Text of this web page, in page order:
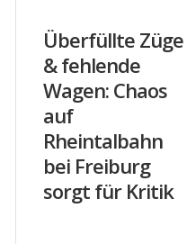
Überfüllte Züge
& fehlende
Wagen: Chaos
auf
Rheintalbahn
bei Freiburg
sorgt für Kritik